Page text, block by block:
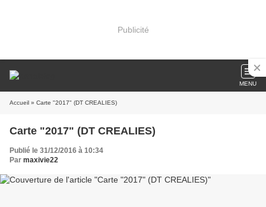
Publicité
MENU
Accueil » Carte "2017" (DT CREALIES)
Carte "2017" (DT CREALIES)
Publié le 31/12/2016 à 10:34
Par maxivie22